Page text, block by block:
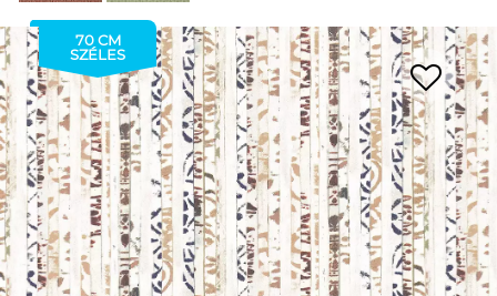
70 CM
SZÉLES